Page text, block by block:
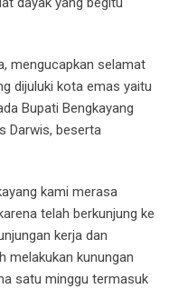
mengucapkan selamat
dijuluki kota emas yaitu
Bupati Bengkayang
Darwis, beserta
kami merasa
telah berkunjung ke
kerja dan
melakukan kunungan
satu minggu termasuk